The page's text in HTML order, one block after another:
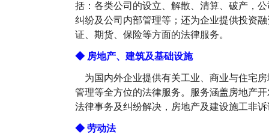
括：各类公司的设立、解散、清算、破产，
纠纷及公司内部管理等；还为企业提供投资
证、期货、保险等方面的法律服务。
◆ 房地产、建筑及基础设施
为国内外企业提供有关工业、商业与住宅
管理等全方位的法律服务。服务涵盖房地产
法律事务及纠纷解决，房地产及建设施工非
◆ 劳动法